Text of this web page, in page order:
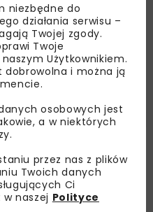
jest możliwość
takich jak
na placu budowy
niezbędne do
działania serwisu –
Twojej zgody.
Twoje
Użytkownikiem.
dobrowolna i można ją
osobowych jest
a w niektórych
przez nas z plików
Twoich danych
Ci
naszej Polityce